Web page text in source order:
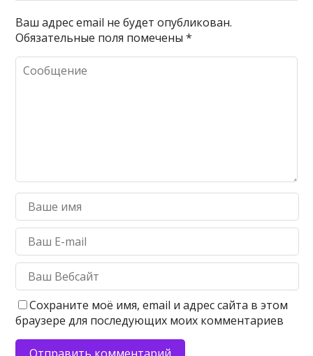
Ваш адрес email не будет опубликован.
Обязательные поля помечены*
Сохраните моё имя, email и адрес сайта в этом
браузере для последующих моих комментариев